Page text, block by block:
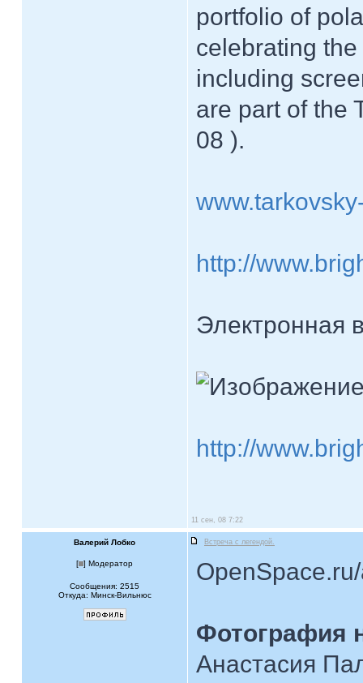
portfolio of
celebrating
including
are part of the
08 ).
http://
Электронная
http://
11 сен, 08 7:22
Валерий Лобко Встреча с легендой.
[ ] Модератор
Сообщения: 2515
Откуда: Минск-Вильнюс
Фотография
Анастасия